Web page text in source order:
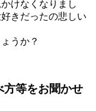
けなくなりまし
きだったの悲しい
うか？
方等をお聞かせ